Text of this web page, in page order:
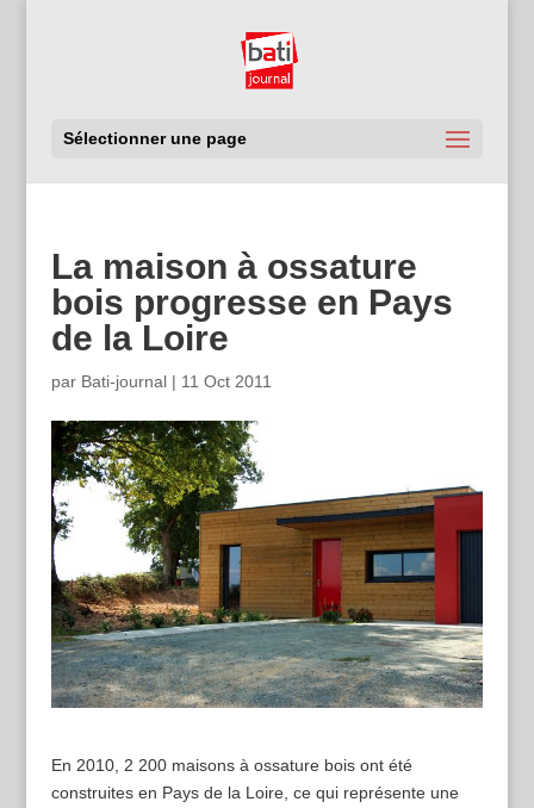
Sélectionner une page
La maison à ossature
bois progresse en Pays
de la Loire
par Bati-journal| 11 Oct 2011
En 2010, 2 200 maisons à ossature bois ont été
construites en Pays de la Loire, ce qui représente une